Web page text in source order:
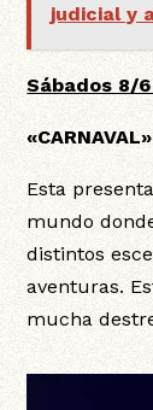
judicial y
Sábados 8/6
«CARNAVAL»
Esta
mundo
distintos
aventuras.
mucha